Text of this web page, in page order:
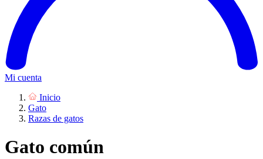
Mi cuenta
Inicio
Gato
Razas de gatos
Gato común